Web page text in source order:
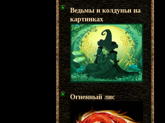
Ведьмы и колдуньи на
картинках
Огненный лис